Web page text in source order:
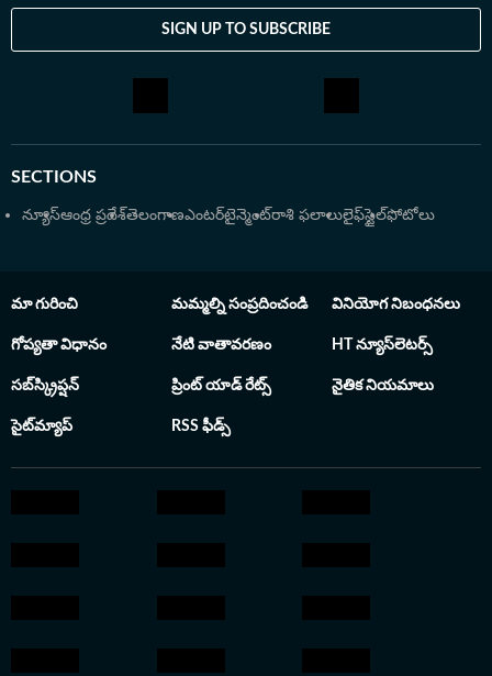
వార్తలను, మూవీ రివ్యూలను, ఓటీటీ విషయాలను, క్రికెట్
సమాచారాన్ని, క్రీడా సంగతులను పాఠకులకు అందిస్తున్నారు.
SIGN UP TO SUBSCRIBE
SECTIONS
న్యూస్ఆంధ్ర ప్రదేశ్తెలంగాణఎంటర్‌టైన్మెంట్రాశి ఫలాలులైఫ్‌స్టైల్ఫోటోలు
మా గురించి మమ్మల్ని సంప్రదించండి వినియోగ నిబంధనలు
గోప్యతా విధానం నేటి వాతావరణం HT న్యూస్‌లెటర్స్
సబ్‌స్క్రిప్షన్ ప్రింట్ యాడ్ రేట్స్ నైతిక నియమాలు
సైట్‌మ్యాప్ RSS ఫీడ్స్